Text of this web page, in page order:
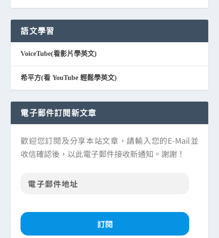
語文學習
VoiceTube(看影片學英文)
希平方(看 YouTube 輕鬆學英文)
電子郵件訂閱新文章
歡迎您訂閱及分享本站文章，請輸入您的E-Mail並
收信確認後，以此電子郵件接收新通知。謝謝！
訂閱